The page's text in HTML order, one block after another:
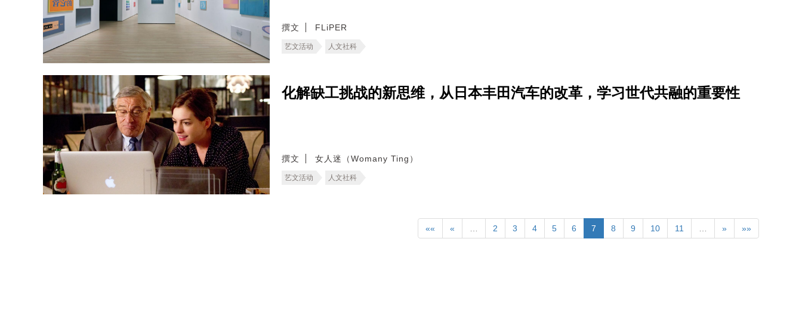
撰文 FLiPER
艺文活动 人文社科
化解缺工挑战的新思维，从日本丰田汽车的改革，学习世代共融的重要性
撰文 女人迷（Womany Ting）
艺文活动 人文社科
«« « … 2 3 4 5 6 7 8 9 10 11 … » »»